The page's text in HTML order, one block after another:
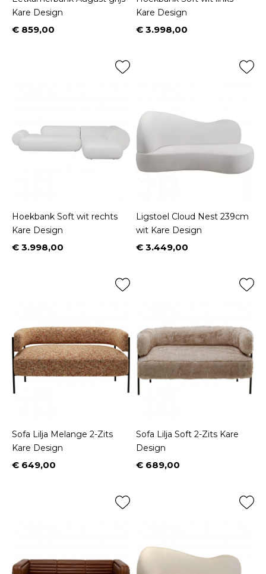
Kare Design
Prijs
€ 859,00
Kare Design
Prijs
€ 3.998,00
Hoekbank Soft wit rechts
Kare Design
Prijs
€ 3.998,00
Ligstoel Cloud Nest 239cm
wit Kare Design
Prijs
€ 3.449,00
Sofa Lilja Melange 2-Zits
Kare Design
Prijs
€ 649,00
Sofa Lilja Soft 2-Zits Kare
Design
Prijs
€ 689,00